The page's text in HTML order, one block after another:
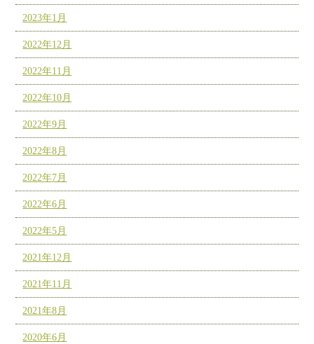
2023年1月
2022年12月
2022年11月
2022年10月
2022年9月
2022年8月
2022年7月
2022年6月
2022年5月
2021年12月
2021年11月
2021年8月
2020年6月